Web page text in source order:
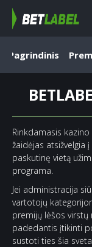
Pagrindinis
Rinkdamasis
žaidėjas atsižvelgia
paskutinę vietą
programa.
Jei administracija
vartotojų
premijų lėšos virstų
padedantis įtikinti
sustoti ties šia